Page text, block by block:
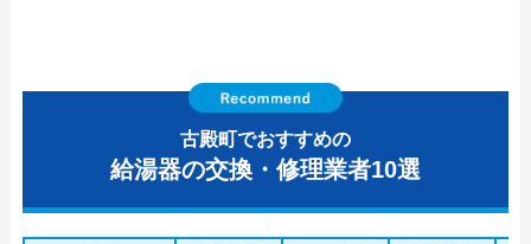
古殿町でおすすめの
給湯器の交換・修理業者10選